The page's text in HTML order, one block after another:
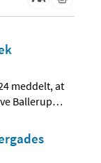
meddelt, at
Ballerup…